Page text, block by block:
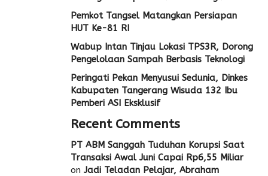
Pemkot Tangsel Matangkan Persiapan
HUT Ke-81 RI
Wabup Intan Tinjau Lokasi TPS3R, Dorong
Pengelolaan Sampah Berbasis Teknologi
Peringati Pekan Menyusui Sedunia, Dinkes
Kabupaten Tangerang Wisuda 132 Ibu
Pemberi ASI Eksklusif
Recent Comments
PT ABM Sanggah Tuduhan Korupsi Saat
Transaksi Awal Juni Capai Rp6,55 Miliar
on Jadi Teladan Pelajar, Abraham